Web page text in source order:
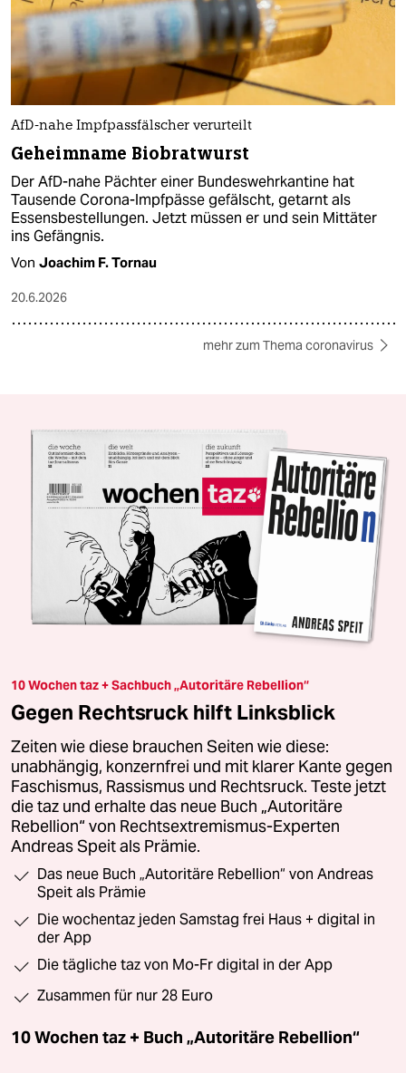
AfD-nahe Impfpassfälscher verurteilt
Geheimname Biobratwurst
Der AfD-nahe Pächter einer Bundeswehrkantine hat
Tausende Corona-Impfpässe gefälscht, getarnt als
Essensbestellungen. Jetzt müssen er und sein Mittäter
ins Gefängnis.
Von Joachim F. Tornau
20.6.2026
mehr zum Thema coronavirus
10 Wochen taz + Sachbuch „Autoritäre Rebellion“
Gegen Rechtsruck hilft Linksblick
Zeiten wie diese brauchen Seiten wie diese:
unabhängig, konzernfrei und mit klarer Kante gegen
Faschismus, Rassismus und Rechtsruck. Teste jetzt
die taz und erhalte das neue Buch „Autoritäre
Rebellion“ von Rechtsextremismus-Experten
Andreas Speit als Prämie.
Das neue Buch „Autoritäre Rebellion“ von Andreas
Speit als Prämie
Die wochentaz jeden Samstag frei Haus + digital in
der App
Die tägliche taz von Mo-Fr digital in der App
Zusammen für nur 28 Euro
10 Wochen taz + Buch „Autoritäre Rebellion“